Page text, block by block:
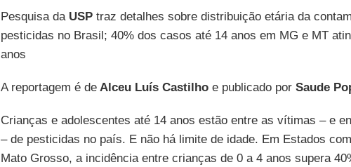
Pesquisa da USPtraz detalhes sobre distribuição etária da
pesticidas no Brasil; 40% dos casos até 14 anos em MG e MT
anos
A reportagem é deAlceu Luís Castilhoe publicado por Saude
Crianças e adolescentes até 14 anos estão entre as vítimas – e
– de pesticidas no país. E não há limite de idade. Em Estados
Mato Grosso, a incidência entre crianças de 0 a 4 anos supera